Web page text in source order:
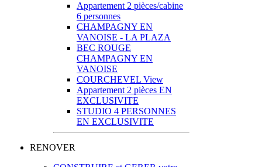
Appartement 2 pièces/cabine
6 personnes
CHAMPAGNY EN
VANOISE - LA PLAZA
BEC ROUGE
CHAMPAGNY EN
VANOISE
COURCHEVEL View
Appartement 2 pièces EN
EXCLUSIVITE
STUDIO 4 PERSONNES
EN EXCLUSIVITE
RENOVER